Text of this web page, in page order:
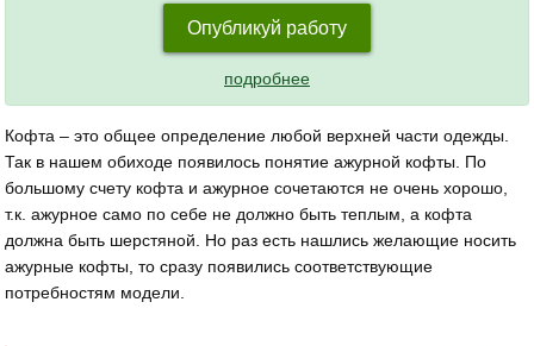
Опубликуй работу
подробнее
Кофта – это общее определение любой верхней части одежды.
Так в нашем обиходе появилось понятие ажурной кофты. По
большому счету кофта и ажурное сочетаются не очень хорошо,
т.к. ажурное само по себе не должно быть теплым, а кофта
должна быть шерстяной. Но раз есть нашлись желающие носить
ажурные кофты, то сразу появились соответствующие
потребностям модели.